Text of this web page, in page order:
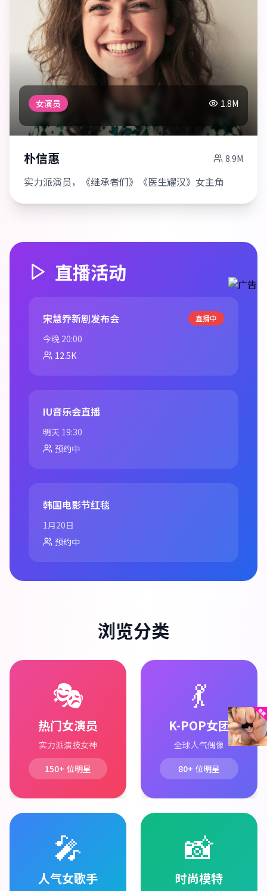
女演员 1.8M
朴信惠 8.9M
实力派演员，《继承者们》《医生耀汉》女主角
直播活动
宋慧乔新剧发布会 直播中
今晚 20:00
12.5K
IU音乐会直播
明天 19:30
预约中
韩国电影节红毯
1月20日
预约中
浏览分类
🎭
热门女演员
实力派演技女神
150+ 位明星
💃
K-POP女团
全球人气偶像
80+ 位明星
🎤
人气女歌手
📸
时尚模特